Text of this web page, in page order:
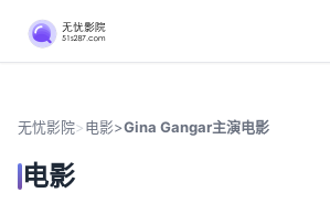
无忧影院>电影>Gina Gangar主演电影
电影